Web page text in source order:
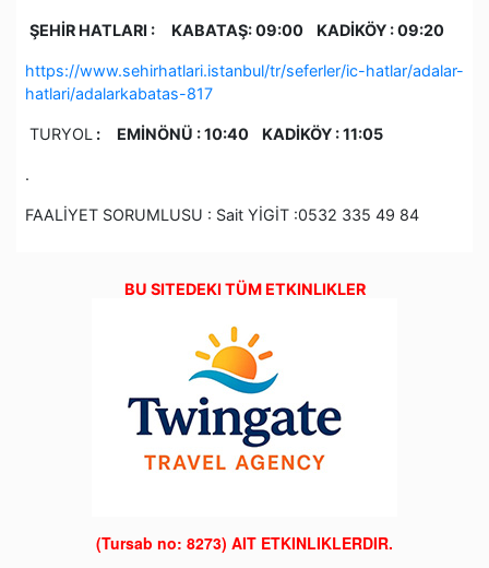
ŞEHİR HATLARI : KABATAŞ: 09:00 KADİKÖY : 09:20
https://www.sehirhatlari.istanbul/tr/seferler/ic-hatlar/adalar-
hatlari/adalarkabatas-817
TURYOL : EMİNÖNÜ : 10:40 KADİKÖY : 11:05
.
FAALİYET SORUMLUSU : Sait YİGİT :0532 335 49 84
BU SITEDEKI TÜM ETKINLIKLER
(Tursab no: 8273) AIT ETKINLIKLERDIR.